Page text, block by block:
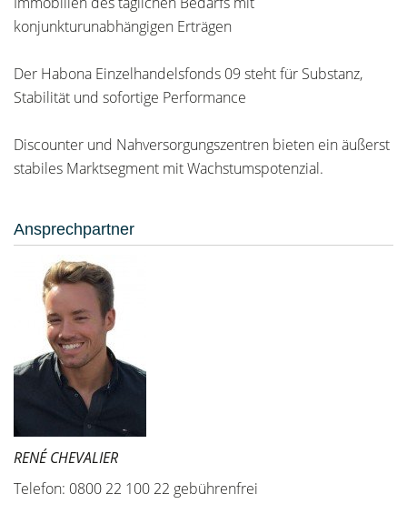
konjunkturunabhängigen Erträgen
Der Habona Einzelhandelsfonds 09 steht für Substanz,
Stabilität und sofortige Performance
Discounter und Nahversorgungszentren bieten ein äußerst
stabiles Marktsegment mit Wachstumspotenzial.
Ansprechpartner
RENÉ CHEVALIER
Telefon: 0800 22 100 22 gebührenfrei